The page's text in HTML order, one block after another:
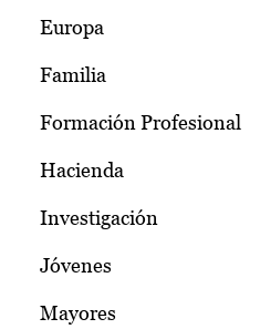
Europa
Familia
Formación Profesional
Hacienda
Investigación
Jóvenes
Mayores